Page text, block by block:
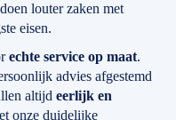
louter zaken met
eisen.
echte service op maat.
advies afgestemd
altijd eerlijk en
onze duidelijke